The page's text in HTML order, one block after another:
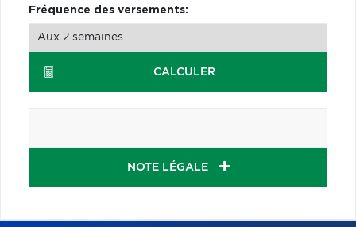
Fréquence des versements:
CALCULER
NOTE LÉGALE